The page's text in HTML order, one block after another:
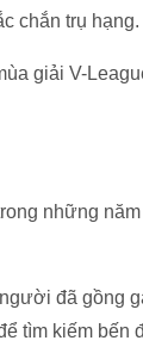
chắn trụ hạng.
giải V-
những
đã gồng
tìm kiếm bến